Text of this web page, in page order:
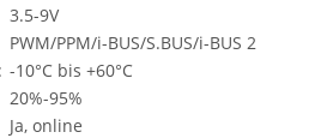
3.5-9V
PWM/PPM/i-BUS/S.BUS/i-BUS 2
-10°C bis +60°C
20%-95%
Ja, online